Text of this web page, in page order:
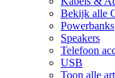
Bekijk alle
Powerbanks
Speakers
Telefoon
USB
Toon alle